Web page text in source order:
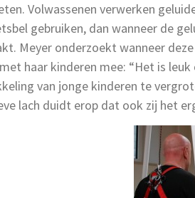
Volwassenen verwerken
gebruiken, dan wanneer de
Meyer onderzoekt wanneer
haar kinderen mee: “Het is
van jonge kinderen te
lach duidt erop dat ook zij het